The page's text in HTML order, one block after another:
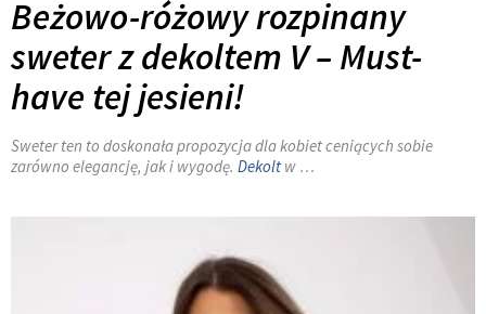
Beżowo-różowy rozpinany
sweter z dekoltem V – Must-
have tej jesieni!
Sweter ten to doskonała propozycja dla kobiet ceniących sobie
zarówno elegancję, jak i wygodę. Dekolt w …